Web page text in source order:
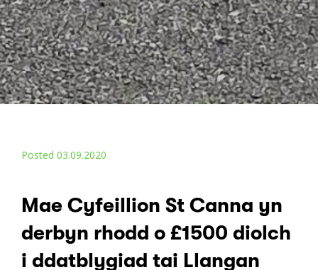
Posted 03.09.2020
Mae Cyfeillion St Canna yn
derbyn rhodd o £1500 diolch
i ddatblygiad tai Llangan